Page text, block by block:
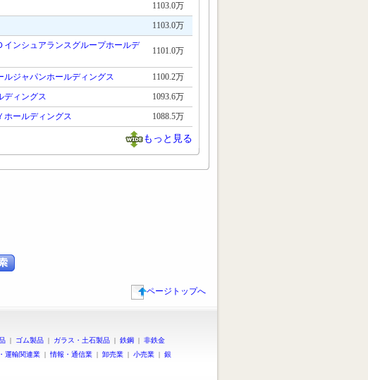
1103.0万
1103.0万
インシュアランスグループホールデ
1101.0万
ルジャパンホールディングス
1100.2万
ディングス
1093.6万
ホールディングス 1088.5万
もっと見る
ページトップへ
| ゴム製品 | ガラス・土石製品 | 鉄鋼 | 非鉄金
運輸関連業 | 情報・通信業 | 卸売業 | 小売業 | 銀